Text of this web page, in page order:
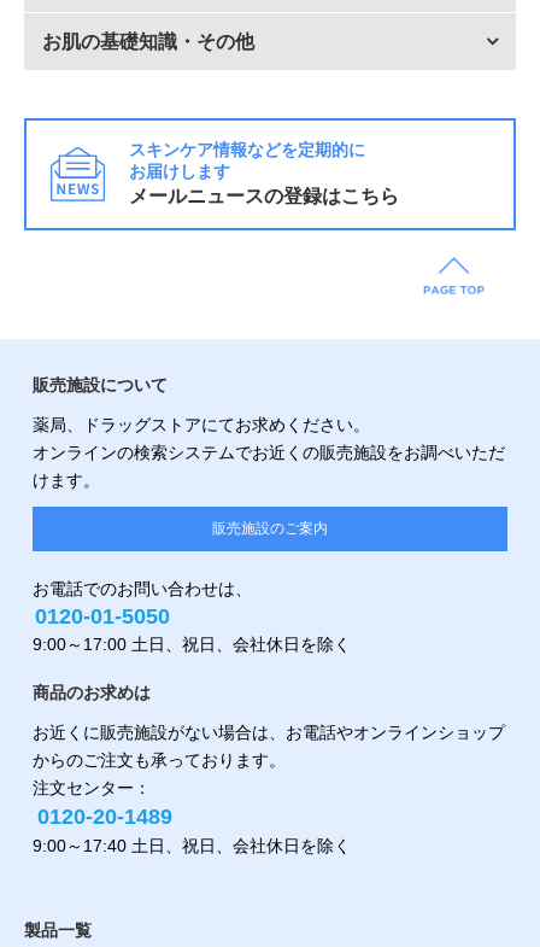
お肌の基礎知識・その他
スキンケア情報などを定期的に
お届けします
メールニュースの登録はこちら
販売施設について
薬局、ドラッグストアにてお求めください。
オンラインの検索システムでお近くの販売施設をお調べいただ
けます。
販売施設のご案内
お電話でのお問い合わせは、
0120-01-5050
9:00～17:00 土日、祝日、会社休日を除く
商品のお求めは
お近くに販売施設がない場合は、お電話やオンラインショップ
からのご注文も承っております。
注文センター：
0120-20-1489
9:00～17:40 土日、祝日、会社休日を除く
製品一覧